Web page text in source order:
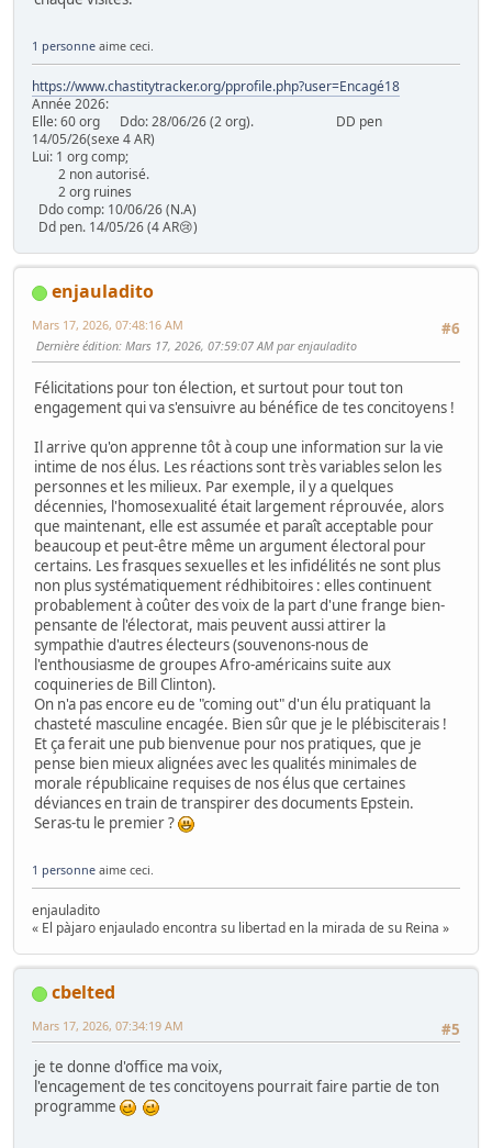
1 personne aime ceci.
https://www.chastitytracker.org/pprofile.php?user=Encagé18
Année 2026:
Elle: 60 org Ddo: 28/06/26 (2 org). DD pen
14/05/26(sexe 4 AR)
Lui: 1 org comp;
2 non autorisé.
2 org ruines
Ddo comp: 10/06/26 (N.A)
Dd pen. 14/05/26 (4 AR😢)
enjauladito
#6
Mars 17, 2026, 07:48:16 AM
Dernière édition: Mars 17, 2026, 07:59:07 AM par enjauladito
Félicitations pour ton élection, et surtout pour tout ton
engagement qui va s'ensuivre au bénéfice de tes concitoyens !
Il arrive qu'on apprenne tôt à coup une information sur la vie
intime de nos élus. Les réactions sont très variables selon les
personnes et les milieux. Par exemple, il y a quelques
décennies, l'homosexualité était largement réprouvée, alors
que maintenant, elle est assumée et paraît acceptable pour
beaucoup et peut-être même un argument électoral pour
certains. Les frasques sexuelles et les infidélités ne sont plus
non plus systématiquement rédhibitoires : elles continuent
probablement à coûter des voix de la part d'une frange bien-
pensante de l'électorat, mais peuvent aussi attirer la
sympathie d'autres électeurs (souvenons-nous de
l'enthousiasme de groupes Afro-américains suite aux
coquineries de Bill Clinton).
On n'a pas encore eu de "coming out" d'un élu pratiquant la
chasteté masculine encagée. Bien sûr que je le plébisciterais !
Et ça ferait une pub bienvenue pour nos pratiques, que je
pense bien mieux alignées avec les qualités minimales de
morale républicaine requises de nos élus que certaines
déviances en train de transpirer des documents Epstein.
Seras-tu le premier ?
1 personne aime ceci.
enjauladito
« El pàjaro enjaulado encontra su libertad en la mirada de su Reina »
cbelted
#5
Mars 17, 2026, 07:34:19 AM
je te donne d'office ma voix,
l'encagement de tes concitoyens pourrait faire partie de ton
programme